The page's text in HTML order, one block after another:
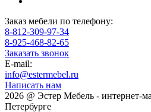
Заказ мебели по телефону:
8-812-309-97-34
8-925-468-82-65
Заказать звонок
E-mail:
info@estermebel.ru
Написать нам
2026 @ Эстер Мебель - интернет-
Петербурге